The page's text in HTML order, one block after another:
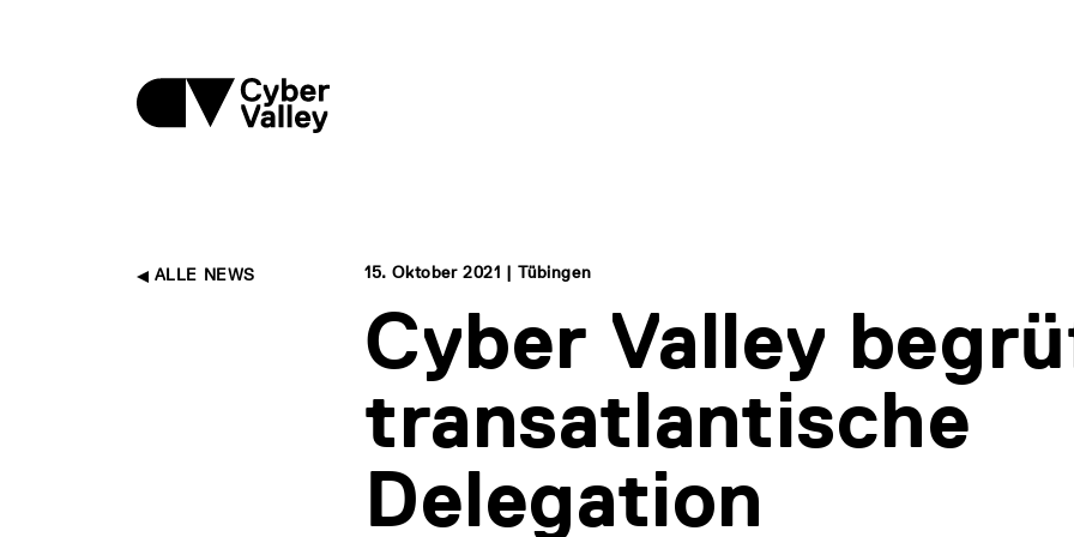
ALLE NEWS 15. Oktober 2021 | Tübingen
Cyber Valley
transatlantische
Delegation